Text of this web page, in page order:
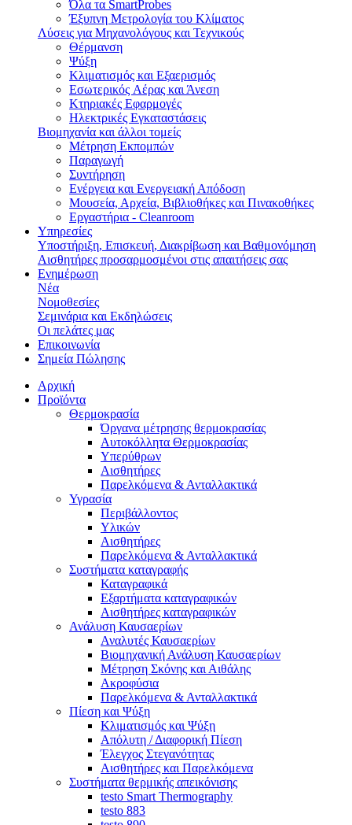
Όλα τα SmartProbes
Έξυπνη Μετρολογία του Κλίματος
Λύσεις για Μηχανολόγους και Τεχνικούς
Θέρμανση
Ψύξη
Κλιματισμός και Εξαερισμός
Εσωτερικός Aέρας και Άνεση
Κτηριακές Εφαρμογές
Ηλεκτρικές Εγκαταστάσεις
Βιομηχανία και άλλοι τομείς
Mέτρηση Eκπομπών
Παραγωγή
Συντήρηση
Ενέργεια και Ενεργειακή Απόδοση
Μουσεία, Αρχεία, Βιβλιοθήκες και Πινακοθήκες
Εργαστήρια - Cleanroom
Υπηρεσίες
Υποστήριξη, Επισκευή, Διακρίβωση και Βαθμονόμηση
Αισθητήρες προσαρμοσμένοι στις απαιτήσεις σας
Ενημέρωση
Νέα
Νομοθεσίες
Σεμινάρια και Εκδηλώσεις
Οι πελάτες μας
Επικοινωνία
Σημεία Πώλησης
Αρχική
Προϊόντα
Θερμοκρασία
Όργανα μέτρησης θερμοκρασίας
Αυτοκόλλητα Θερμοκρασίας
Υπερύθρων
Αισθητήρες
Παρελκόμενα & Ανταλλακτικά
Υγρασία
Περιβάλλοντος
Υλικών
Αισθητήρες
Παρελκόμενα & Ανταλλακτικά
Συστήματα καταγραφής
Καταγραφικά
Εξαρτήματα καταγραφικών
Αισθητήρες καταγραφικών
Ανάλυση Καυσαερίων
Αναλυτές Καυσαερίων
Βιομηχανική Ανάλυση Καυσαερίων
Μέτρηση Σκόνης και Αιθάλης
Ακροφύσια
Παρελκόμενα & Ανταλλακτικά
Πίεση και Ψύξη
Κλιματισμός και Ψύξη
Απόλυτη / Διαφορική Πίεση
Έλεγχος Στεγανότητας
Αισθητήρες και Παρελκόμενα
Συστήματα θερμικής απεικόνισης
testo Smart Thermography
testo 883